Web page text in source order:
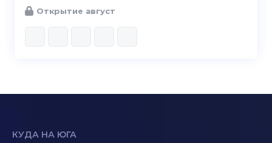
Открытие август
КУДА НА ЮГА